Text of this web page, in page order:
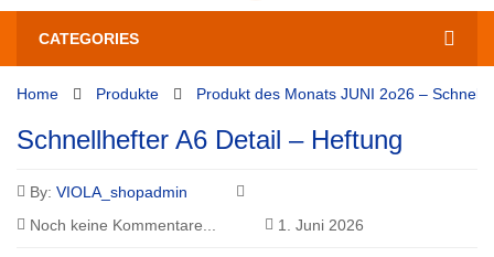
CATEGORIES
Home Produkte Produkt des Monats JUNI 2o26 –
Schnellhefter A6 Detail – Heftung
By: VIOLA_shopadmin
Noch keine Kommentare...
1. Juni 2026